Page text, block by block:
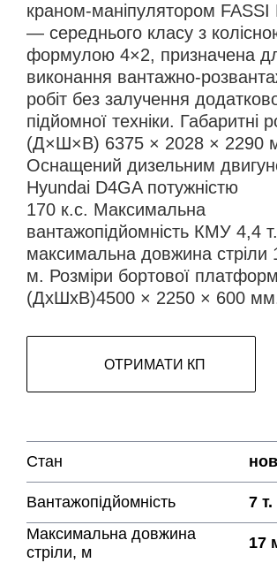
краном-маніпулятором FASSI
— середнього класу з
формулою 4×2, призначена
виконання вантажно-
робіт без залучення
підйомної техніки. Габаритні
(Д×Ш×В) 6375 × 2028 × 2290
Оснащений дизельним
Hyundai D4GA потужністю
170 к.с. Максимальна
вантажопідйомність КМУ 4,4
максимальна довжина стріли
м. Розміри бортової
(ДхШхВ)4500 × 2250 × 600
ОТРИМАТИ КП
Стан
Вантажопідйомність
7 т.
Максимальна довжина
стріли, м
17